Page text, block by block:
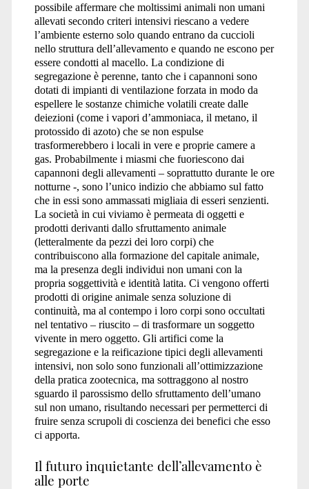
possibile affermare che moltissimi animali non umani
allevati secondo criteri intensivi riescano a vedere
l’ambiente esterno solo quando entrano da cuccioli
nello struttura dell’allevamento e quando ne escono per
essere condotti al macello. La condizione di
segregazione è perenne, tanto che i capannoni sono
dotati di impianti di ventilazione forzata in modo da
espellere le sostanze chimiche volatili create dalle
deiezioni (come i vapori d’ammoniaca, il metano, il
protossido di azoto) che se non espulse
trasformerebbero i locali in vere e proprie camere a
gas. Probabilmente i miasmi che fuoriescono dai
capannoni degli allevamenti – soprattutto durante le ore
notturne -, sono l’unico indizio che abbiamo sul fatto
che in essi sono ammassati migliaia di esseri senzienti.
La società in cui viviamo è permeata di oggetti e
prodotti derivanti dallo sfruttamento animale
(letteralmente da pezzi dei loro corpi) che
contribuiscono alla formazione del capitale animale,
ma la presenza degli individui non umani con la
propria soggettività e identità latita. Ci vengono offerti
prodotti di origine animale senza soluzione di
continuità, ma al contempo i loro corpi sono occultati
nel tentativo – riuscito – di trasformare un soggetto
vivente in mero oggetto. Gli artifici come la
segregazione e la reificazione tipici degli allevamenti
intensivi, non solo sono funzionali all’ottimizzazione
della pratica zootecnica, ma sottraggono al nostro
sguardo il parossismo dello sfruttamento dell’umano
sul non umano, risultando necessari per permetterci di
fruire senza scrupoli di coscienza dei benefici che esso
ci apporta.
Il futuro inquietante dell’allevamento è
alle porte